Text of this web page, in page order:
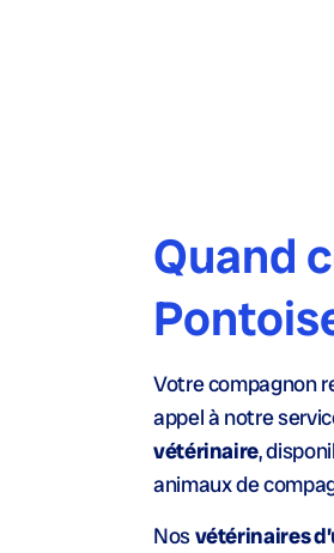
Quand
Votre compagnon
appel à notre
vétérinaire,
animaux de
Nosvétérinaires